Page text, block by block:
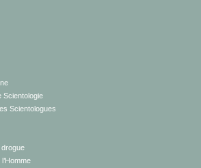
Scientologie
Scientologues
drogue